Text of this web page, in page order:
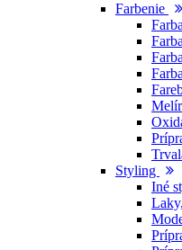
Farbenie
Melír
Styling
Iné